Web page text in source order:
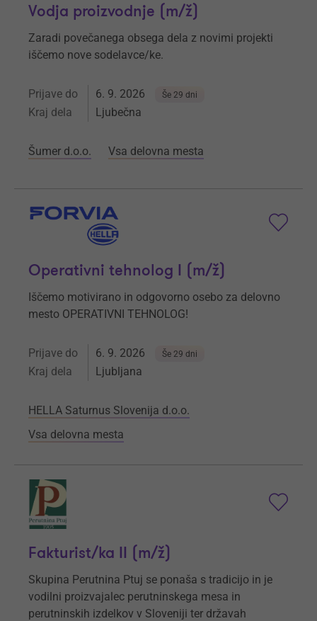
Vodja proizvodnje (m/ž)
Zaradi povečanega obsega dela z novimi projekti
iščemo nove sodelavce/ke.
Prijave do 6. 9. 2026 Še 29 dni
Kraj dela Ljubečna
Šumer d.o.o. Vsa delovna mesta
Operativni tehnolog I (m/ž)
Iščemo motivirano in odgovorno osebo za delovno
mesto OPERATIVNI TEHNOLOG!
Prijave do 6. 9. 2026 Še 29 dni
Kraj dela Ljubljana
HELLA Saturnus Slovenija d.o.o.
Vsa delovna mesta
Fakturist/ka II (m/ž)
Skupina Perutnina Ptuj se ponaša s tradicijo in je
vodilni proizvajalec perutninskega mesa in
perutninskih izdelkov v Sloveniji ter državah